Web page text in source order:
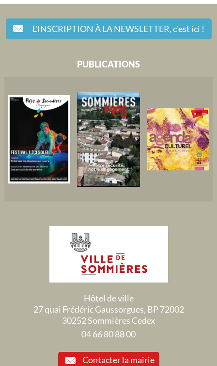
L'INSCRIPTION À LA NEWSLETTER,c'est ici !
PUBLICATIONS
Hôtel de ville
27 quai Frédéric Gaussorgues, BP 72002
30252 Sommières Cedex
04 66 80 88 00
Contacter la mairie